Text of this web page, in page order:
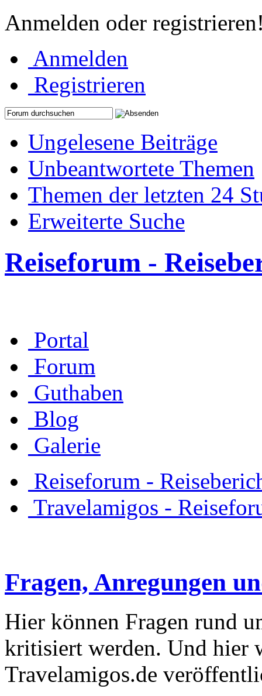
Anmelden oder
Anmelden
Registrieren
Ungelesene Beiträge
Unbeantwortete Themen
Themen der letzten 24
Erweiterte Suche
Reiseforum -
Portal
Forum
Guthaben
Blog
Galerie
Reiseforum -
Travelamigos -
Fragen, Anregungen
Hier können Fragen rund
kritisiert werden. Und hier
Travelamigos.de